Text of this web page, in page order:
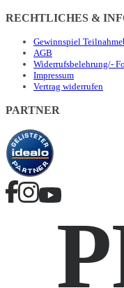
RECHTLICHES &
Gewinnspiel
AGB
Widerrufsbelehrung/-
Impressum
Vertrag widerrufen
PARTNER